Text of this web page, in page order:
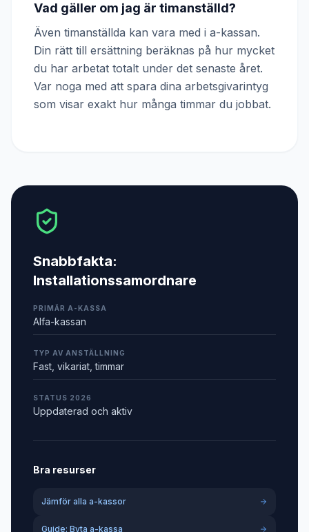
Vad gäller om jag är timanställd?
Även timanställda kan vara med i a-kassan.
Din rätt till ersättning beräknas på hur mycket
du har arbetat totalt under det senaste året.
Var noga med att spara dina arbetsgivarintyg
som visar exakt hur många timmar du jobbat.
Snabbfakta:
Installationssamordnare
PRIMÄR A-KASSA
Alfa-kassan
TYP AV ANSTÄLLNING
Fast, vikariat, timmar
STATUS 2026
Uppdaterad och aktiv
Bra resurser
Jämför alla a-kassor
Guide: Byta a-kassa